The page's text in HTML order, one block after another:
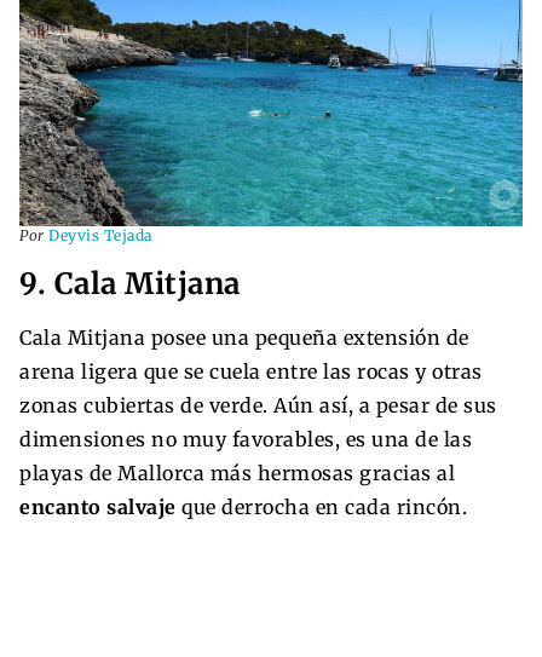
Por Deyvis Tejada
9. Cala Mitjana
Cala Mitjana posee una pequeña extensión de
arena ligera que se cuela entre las rocas y otras
zonas cubiertas de verde. Aún así, a pesar de sus
dimensiones no muy favorables, es una de las
playas de Mallorca más hermosas gracias al
encanto salvaje que derrocha en cada rincón.